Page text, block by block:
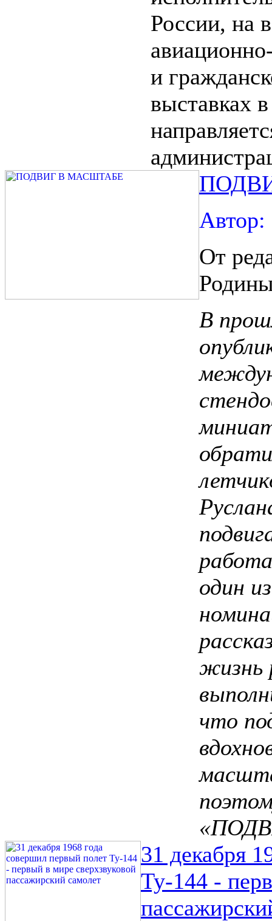
России, на
и
выставках
Автор:
От
В
один
жизнь
что
31 декабря
Ту-144 -